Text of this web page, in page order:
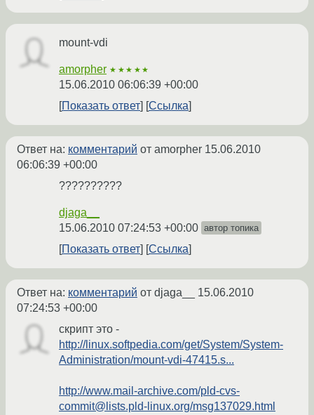
mount-vdi
amorpher ★★★★★
15.06.2010 06:06:39 +00:00
Показать ответ
Ссылка
Ответ на: комментарий от amorpher 15.06.2010
06:06:39 +00:00
??????????
djaga__
15.06.2010 07:24:53 +00:00 автор топика
Показать ответ Ссылка
Ответ на: комментарий от djaga__ 15.06.2010
07:24:53 +00:00
скрипт это -
http://linux.softpedia.com/get/System/System-
Administration/mount-vdi-47415.s...
http://www.mail-archive.com/pld-cvs-
commit@lists.pld-linux.org/msg137029.html